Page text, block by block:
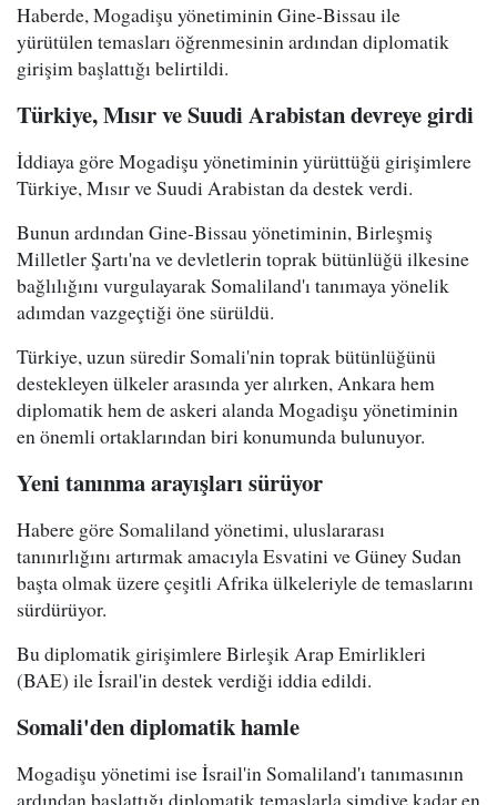
Haberde, Mogadişu yönetiminin Gine-Bissau ile
yürütülen temasları öğrenmesinin ardından diplomatik
girişim başlattığı belirtildi.
Türkiye, Mısır ve Suudi Arabistan devreye girdi
İddiaya göre Mogadişu yönetiminin yürüttüğü girişimlere
Türkiye, Mısır ve Suudi Arabistan da destek verdi.
Bunun ardından Gine-Bissau yönetiminin, Birleşmiş
Milletler Şartı'na ve devletlerin toprak bütünlüğü ilkesine
bağlılığını vurgulayarak Somaliland'ı tanımaya yönelik
adımdan vazgeçtiği öne sürüldü.
Türkiye, uzun süredir Somali'nin toprak bütünlüğünü
destekleyen ülkeler arasında yer alırken, Ankara hem
diplomatik hem de askeri alanda Mogadişu yönetiminin
en önemli ortaklarından biri konumunda bulunuyor.
Yeni tanınma arayışları sürüyor
Habere göre Somaliland yönetimi, uluslararası
tanınırlığını artırmak amacıyla Esvatini ve Güney Sudan
başta olmak üzere çeşitli Afrika ülkeleriyle de temaslarını
sürdürüyor.
Bu diplomatik girişimlere Birleşik Arap Emirlikleri
(BAE) ile İsrail'in destek verdiği iddia edildi.
Somali'den diplomatik hamle
Mogadişu yönetimi ise İsrail'in Somaliland'ı tanımasının
ardından başlattığı diplomatik temaslarla şimdiye kadar en